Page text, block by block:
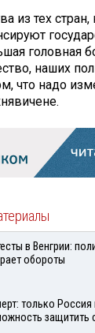
из тех
головная
наших
что надо
в Венгрии:
обороты
только
защитить